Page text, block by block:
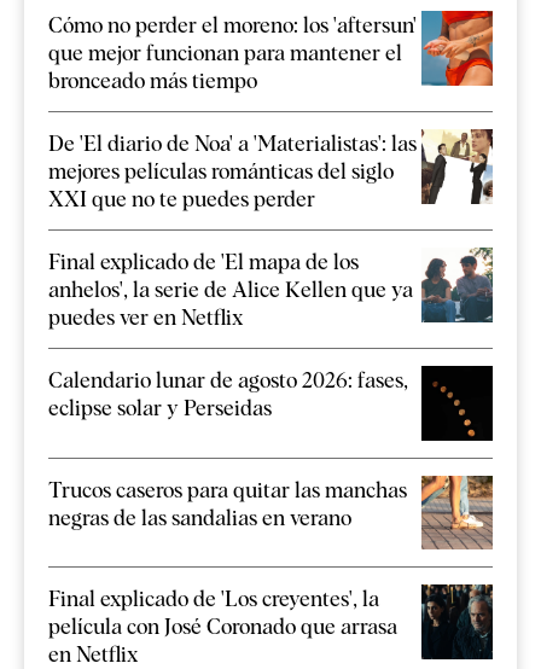
Cómo no perder el moreno: los 'aftersun'
que mejor funcionan para mantener el
bronceado más tiempo
De 'El diario de Noa' a 'Materialistas': las
mejores películas románticas del siglo
XXI que no te puedes perder
Final explicado de 'El mapa de los
anhelos', la serie de Alice Kellen que ya
puedes ver en Netflix
Calendario lunar de agosto 2026: fases,
eclipse solar y Perseidas
Trucos caseros para quitar las manchas
negras de las sandalias en verano
Final explicado de 'Los creyentes', la
película con José Coronado que arrasa
en Netflix